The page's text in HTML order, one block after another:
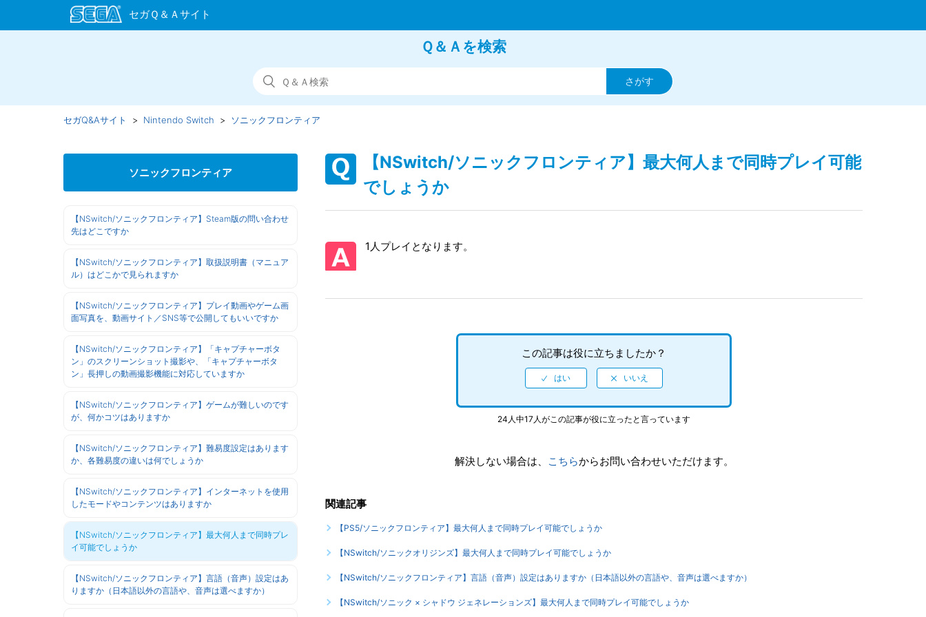
Ｑ＆Ａを検索
セガQ&Aサイト Nintendo Switch ソニックフロンティア
ソニックフロンティア
【NSwitch/ソニックフロンティア】Steam版の問い合わせ
先はどこですか
【NSwitch/ソニックフロンティア】取扱説明書（マニュア
ル）はどこかで見られますか
【NSwitch/ソニックフロンティア】プレイ動画やゲーム画
面写真を、動画サイト／SNS等で公開してもいいですか
【NSwitch/ソニックフロンティア】「キャプチャーボタ
ン」のスクリーンショット撮影や、「キャプチャーボタ
ン」長押しの動画撮影機能に対応していますか
【NSwitch/ソニックフロンティア】ゲームが難しいのです
が、何かコツはありますか
【NSwitch/ソニックフロンティア】難易度設定はあります
か、各難易度の違いは何でしょうか
【NSwitch/ソニックフロンティア】インターネットを使用
したモードやコンテンツはありますか
【NSwitch/ソニックフロンティア】最大何人まで同時プレ
イ可能でしょうか
【NSwitch/ソニックフロンティア】言語（音声）設定はあ
りますか（日本語以外の言語や、音声は選べますか）
【NSwitch/ソニックフロンティア】最大何人まで同時プレイ可能
でしょうか
1人プレイとなります。
この記事は役に立ちましたか？
24人中17人がこの記事が役に立ったと言っています
解決しない場合は、 こちらからお問い合わせいただけます。
関連記事
【PS5/ソニックフロンティア】最大何人まで同時プレイ可能でしょうか
【NSwitch/ソニックオリジンズ】最大何人まで同時プレイ可能でしょうか
【NSwitch/ソニックフロンティア】言語（音声）設定はありますか（日本語以外の言語や、音声は選べますか）
【NSwitch/ソニック × シャドウ ジェネレーションズ】最大何人まで同時プレイ可能でしょうか